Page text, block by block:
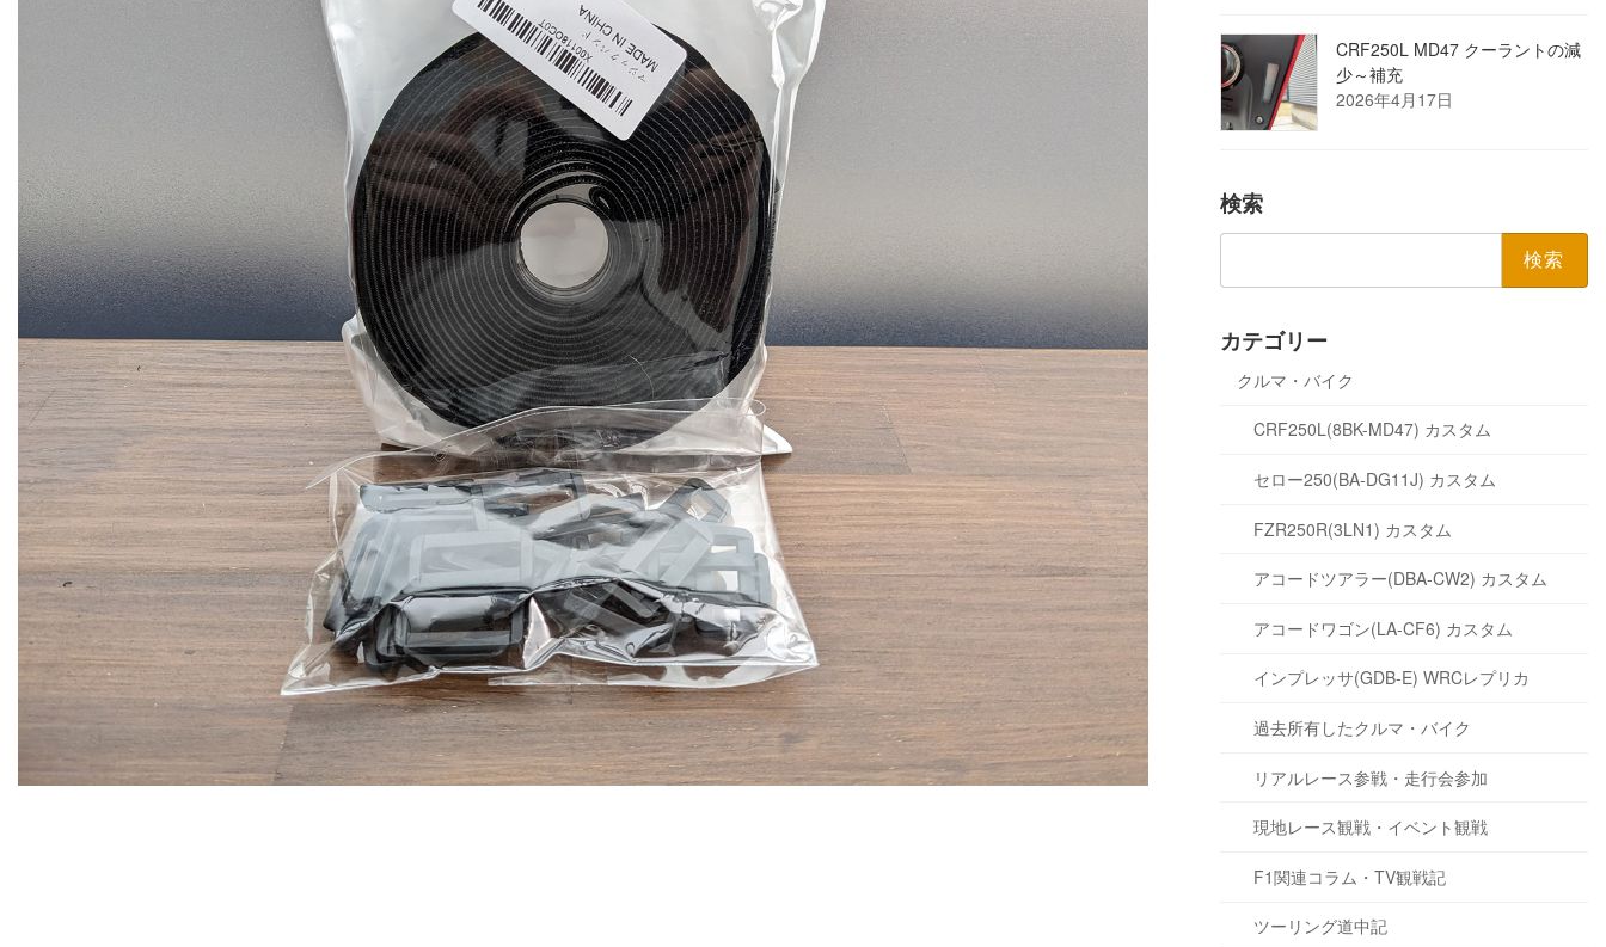
CRF250L MD47 クーラントの減
少～補充
2026年4月17日
検索
カテゴリー
クルマ・バイク
CRF250L(8BK-MD47) カスタム
セロー250(BA-DG11J) カスタム
FZR250R(3LN1) カスタム
アコードツアラー(DBA-CW2) カスタム
アコードワゴン(LA-CF6) カスタム
インプレッサ(GDB-E) WRCレプリカ
過去所有したクルマ・バイク
リアルレース参戦・走行会参加
現地レース観戦・イベント観戦
F1関連コラム・TV観戦記
ツーリング道中記